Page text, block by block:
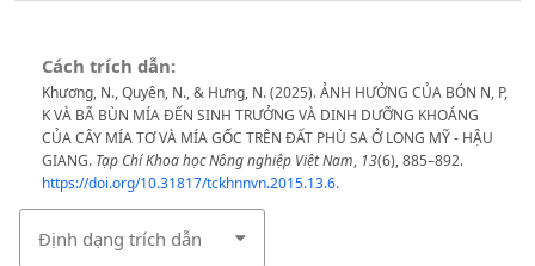
Cách trích dẫn:
Khương, N., Quyên, N., & Hưng, N. (2025). ẢNH HƯỞNG CỦA BÓN N, P,
K VÀ BÃ BÙN MÍA ĐẾN SINH TRƯỞNG VÀ DINH DƯỠNG KHOÁNG
CỦA CÂY MÍA TƠ VÀ MÍA GỐC TRÊN ĐẤT PHÙ SA Ở LONG MỸ - HẬU
GIANG. Tạp Chí Khoa học Nông nghiệp Việt Nam, 13(6), 885–892.
https://doi.org/10.31817/tckhnnvn.2015.13.6.
Định dạng trích dẫn